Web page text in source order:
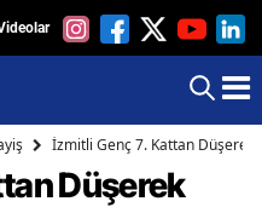
İzmitli Genç 7. Kattan Düşerek
Düşerek